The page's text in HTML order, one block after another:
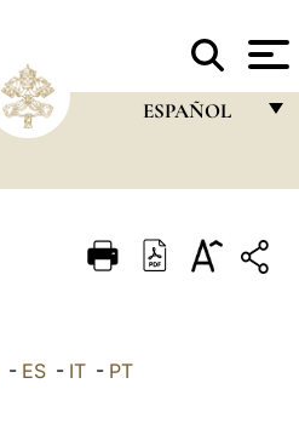
ESPAÑOL
ITALIANO
- ES - IT - PT